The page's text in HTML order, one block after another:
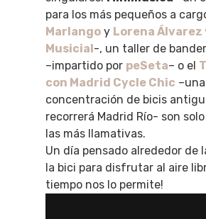
para los más pequeños a
Marlango y Lorena Álvarez
Musicial-, un taller de
–impartido por peSeta– o el
con Madrid Cycle Chic –una
concentración de bicis
recorrerá Madrid Río- son
las más llamativas.
Un día pensado alrededor de
la bici para disfrutar al aire
tiempo nos lo permite!